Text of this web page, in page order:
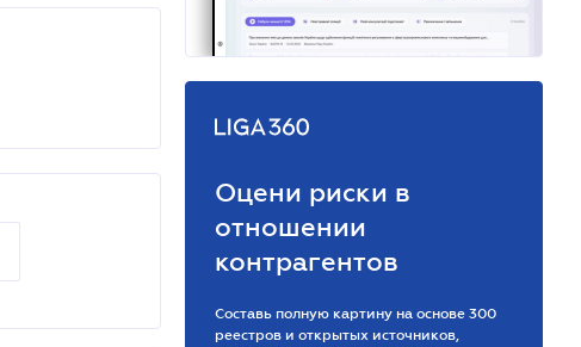
Оцени риски в
отношении
контрагентов
Составь полную картину на основе 300
реестров и открытых источников,